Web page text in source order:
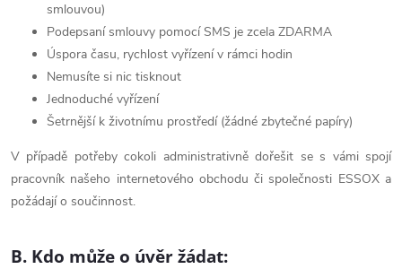
smlouvou)
Podepsaní smlouvy pomocí SMS je zcela ZDARMA
Úspora času, rychlost vyřízení v rámci hodin
Nemusíte si nic tisknout
Jednoduché vyřízení
Šetrnější k životnímu prostředí (žádné zbytečné papíry)
V případě potřeby cokoli administrativně dořešit se s vámi spojí
pracovník našeho internetového obchodu či společnosti ESSOX a
požádají o součinnost.
B. Kdo může o úvěr žádat: